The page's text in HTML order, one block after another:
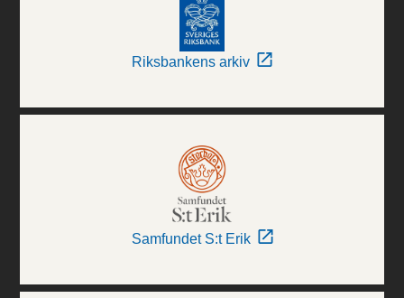
Riksbankens arkiv
Samfundet S:t Erik